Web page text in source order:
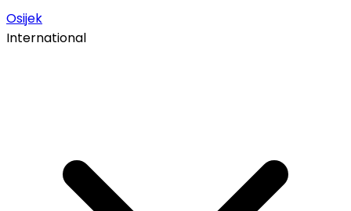
Osijek
International